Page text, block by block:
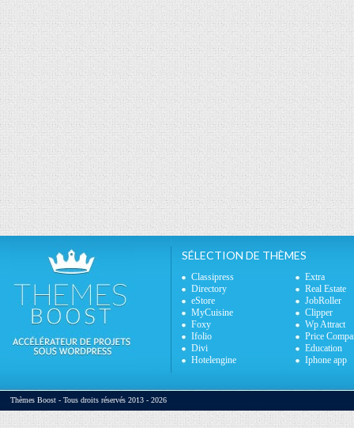
SÉLECTION DE THÈMES
Classipress
Extra
Directory
Real Estate
eStore
JobRoller
MyCuisine
Clipper
Foxy
Wp Attract
Ifolio
Price
Divi
Education
Hotelengine
Iphone app
Thèmes Boost - Tous droits réservés 2013 - 2026